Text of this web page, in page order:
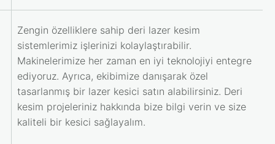
Zengin özelliklere sahip deri lazer kesim
sistemlerimiz işlerinizi kolaylaştırabilir.
Makinelerimize her zaman en iyi teknolojiyi entegre
ediyoruz. Ayrıca, ekibimize danışarak özel
tasarlanmış bir lazer kesici satın alabilirsiniz. Deri
kesim projeleriniz hakkında bize bilgi verin ve size
kaliteli bir kesici sağlayalım.